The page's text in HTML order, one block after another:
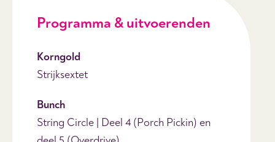
Programma & uitvoerenden
Korngold
Strijksextet
Bunch
String Circle | Deel 4 (Porch Pickin) en